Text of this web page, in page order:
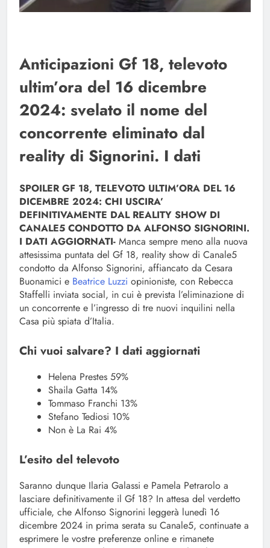
Anticipazioni Gf 18, televoto
ultim’ora del 16 dicembre
2024: svelato il nome del
concorrente eliminato dal
reality di Signorini. I dati
SPOILER GF 18, TELEVOTO ULTIM’ORA DEL 16
DICEMBRE 2024: CHI USCIRA’
DEFINITIVAMENTE DAL REALITY SHOW DI
CANALE5 CONDOTTO DA ALFONSO SIGNORINI.
I DATI AGGIORNATI- Manca sempre meno alla nuova
attesissima puntata del Gf 18, reality show di Canale5
condotto da Alfonso Signorini, affiancato da Cesara
Buonamici e Beatrice Luzzi opinioniste, con Rebecca
Staffelli inviata social, in cui è prevista l’eliminazione di
un concorrente e l’ingresso di tre nuovi inquilini nella
Casa più spiata d’Italia.
Chi vuoi salvare? I dati aggiornati
Helena Prestes 59%
Shaila Gatta 14%
Tommaso Franchi 13%
Stefano Tediosi 10%
Non è La Rai 4%
L’esito del televoto
Saranno dunque Ilaria Galassi e Pamela Petrarolo a
lasciare definitivamente il Gf 18? In attesa del verdetto
ufficiale, che Alfonso Signorini leggerà lunedì 16
dicembre 2024 in prima serata su Canale5, continuate a
esprimere le vostre preferenze online e rimanete